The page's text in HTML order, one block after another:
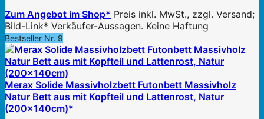
Zum Angebot im Shop* Preis inkl. MwSt., zzgl. Versand;
Bild-Link* Verkäufer-Aussagen. Keine Haftung
Bestseller Nr. 9
Merax Solide Massivholzbett Futonbett Massivholz
Natur Bett aus mit Kopfteil und Lattenrost, Natur
(200x140cm)*